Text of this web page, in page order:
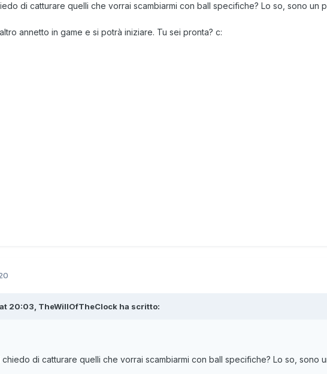
di catturare quelli che vorrai scambiarmi con ball specifiche? Lo so, sono
annetto in game e si potrà iniziare. Tu sei pronta? c:
20:03, TheWillOfTheClock ha scritto:
chiedo di catturare quelli che vorrai scambiarmi con ball specifiche? Lo so,